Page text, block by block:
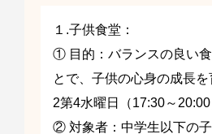
１.子供食堂：
① 目的：バランスの良い
とで、子供の心身の成長
2第4水曜日（17:30～20:00
② 対象者：中学生以下の